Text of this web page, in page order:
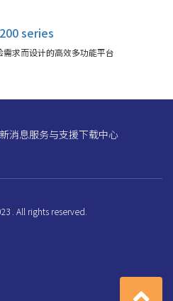
series
求而设计的高效多功能平台
消息服务与支援下载中心
. All rights reserved.